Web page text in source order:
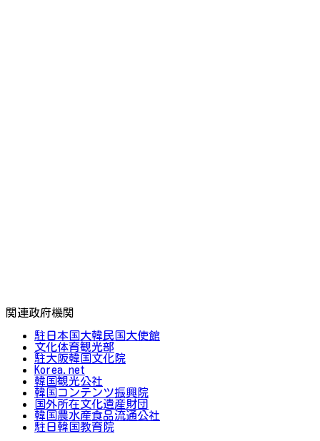
関連政府機関
駐日本国大韓民国大使館
文化体育観光部
駐大阪韓国文化院
Korea.net
韓国観光公社
韓国コンテンツ振興院
国外所在文化遺産財団
韓国農水産食品流通公社
駐日韓国教育院